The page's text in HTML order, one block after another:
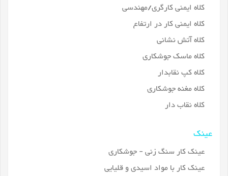
کلاه ایمنی کارگری/مهندسی
کلاه ایمنی کار در ارتفاع
کلاه آتش نشانی
کلاه ماسک جوشکاری
کلاه کپ نقابدار
کلاه مغنه جوشکاری
کلاه نقاب دار
عینک
عینک کار سنگ زنی - جوشکاری
عینک کار با مواد اسیدی و قلیایی